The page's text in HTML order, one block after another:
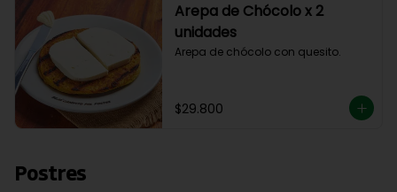
Arepa de Chócolo x 2
unidades
Arepa de chócolo con quesito.
$29.800
Postres